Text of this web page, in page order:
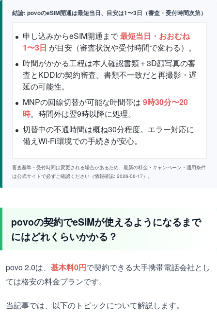
結論: povoのeSIM開通は最短当日、目安は1〜3日（審査・受付時間次第）
申し込みからeSIM開通まで最短当日・おおむね
1〜3日 が目安（審査状況や受付時間で変わる）。
時間がかかる工程は本人確認書類＋3D顔写真の審
査とKDDIの契約審査。書類不一致だと再撮影・遅
延の可能性。
MNPの回線切替が可能な時間帯は 9時30分〜20
時。時間外は翌9時以降に処理。
切替中の不通時間は概ね30分程度。エラー対応に
備えWi-Fi環境での手続きが安心。
審査基準・受付時間は変更される場合があるため、最新の料金・キャンペーン・適用条件
は公式サイトで必ずご確認ください（情報確認: 2026-06-17）。
povoの契約でeSIMが使えるようになるまで
にはどれくらいかかる？
povo 2.0は、 基本料0円で契約できる大手携帯電話会社とし
ては格安の料金プランです。
当記事では、以下のトピックについて解説します。